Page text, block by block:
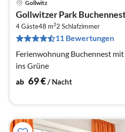
Gollwitz
Gollwitzer Park
4 Gäste48 m22 Schlafzimmer
11 Bewertungen
Ferienwohnung Buchennest
ins Grüne
ab 69€/ Nacht